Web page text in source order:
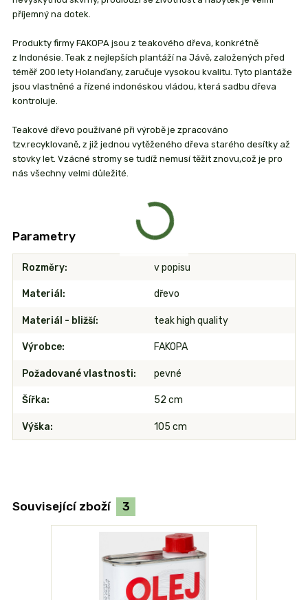
příjemný na dotek.
Produkty firmy FAKOPA jsou z teakového dřeva, konkrétně
z Indonésie. Teak z nejlepších plantáží na Jávě, založených před
téměř 200 lety Holanďany, zaručuje vysokou kvalitu. Tyto plantáže
jsou vlastněné a řízené indonéskou vládou, která sadbu dřeva
kontroluje.
Teakové dřevo používané při výrobě je zpracováno
tzv.recyklovaně, z již jednou vytěženého dřeva starého desítky až
stovky let. Vzácné stromy se tudíž nemusí těžit znovu,což je pro
nás všechny velmi důležité.
Parametry
Rozměry v popisu
Materiál dřevo
Materiál - bližší teak high quality
Výrobce FAKOPA
Požadované vlastnosti pevné
Šířka 52 cm
Výška 105 cm
Související zboží 3